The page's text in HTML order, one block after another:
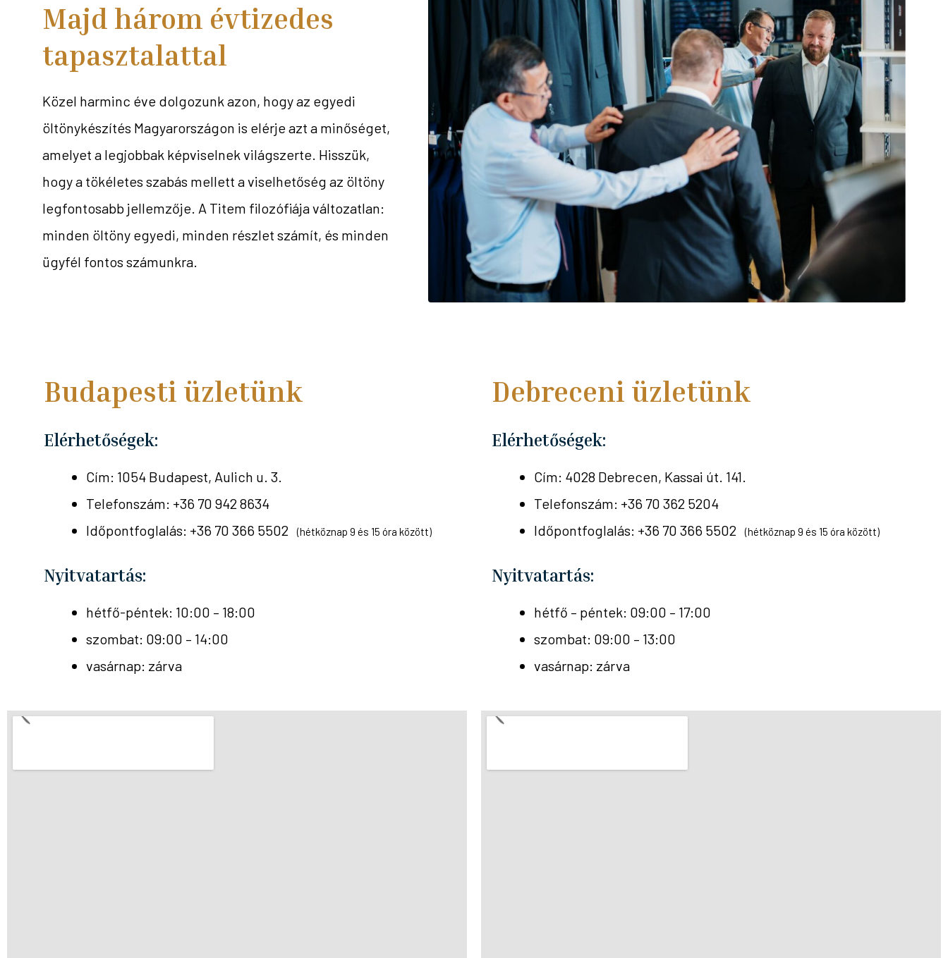
Majd három évtizedes
tapasztalattal
Közel harminc éve dolgozunk azon, hogy az egyedi
öltönykészítés Magyarországon is elérje azt a minőséget,
amelyet a legjobbak képviselnek világszerte. Hisszük,
hogy a tökéletes szabás mellett a viselhetőség az öltöny
legfontosabb jellemzője. A Titem filozófiája változatlan:
minden öltöny egyedi, minden részlet számít, és minden
ügyfél fontos számunkra.
Budapesti üzletünk
Elérhetőségek:
Cím: 1054 Budapest, Aulich u. 3.
Telefonszám: +36 70 942 8634
Időpontfoglalás: +36 70 366 5502(hétköznap 9 és 15 óra között)
Nyitvatartás:
hétfő-péntek: 10:00 – 18:00
szombat: 09:00 – 14:00
vasárnap: zárva
Debreceni üzletünk
Elérhetőségek:
Cím: 4028 Debrecen, Kassai út. 141.
Telefonszám: +36 70 362 5204
Időpontfoglalás: +36 70 366 5502(hétköznap 9 és 15 óra között)
Nyitvatartás:
hétfő – péntek: 09:00 – 17:00
szombat: 09:00 – 13:00
vasárnap: zárva